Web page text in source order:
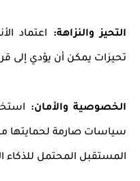
التحيز والنزاهة: اعتماد
تحيزات يمكن أن يؤدي إلى
الخصوصية والأمان:
سياسات صارمة لحمايتها
المستقبل المحتمل للذكاء